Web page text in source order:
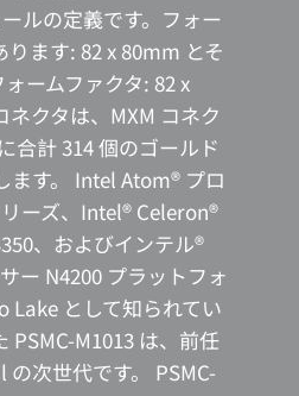
ルの定義です。フォー
ります: 82 x 80mm とそ
ームファクタ: 82 x
ネクタは、MXM コネク
合計 314 個のゴールド
ます。 Intel Atom® プロ
ーズ、Intel® Celeron®
、およびインテル®
ー N4200 プラットフォ
Lake として知られてい
PSMC-M1013 は、前任
次世代です。 PSMC-